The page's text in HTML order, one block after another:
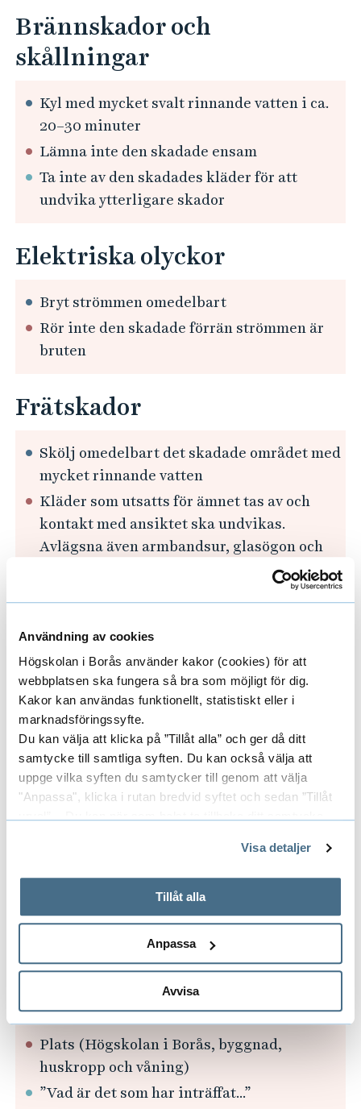
Användning av cookies
Högskolan i Borås använder kakor (cookies) för att
webbplatsen ska fungera så bra som möjligt för dig.
Kakor kan användas funktionellt, statistiskt eller i
marknadsföringssyfte.
Du kan välja att klicka på ”Tillåt alla” och ger då ditt
samtycke till samtliga syften. Du kan också välja att
uppge vilka syften du samtycker till genom att välja
"Anpassa", klicka i rutan bredvid syftet och sedan ”Tillåt
används och hur vi och våra leverantörer inhämtar och
behandlar personuppgifter.
Visa detaljer
Tillåt alla
Anpassa
Avvisa
Brännskador och
skållningar
Kyl med mycket svalt rinnande vatten i ca.
20–30 minuter
Lämna inte den skadade ensam
Ta inte av den skadades kläder för att
undvika ytterligare skador
Elektriska olyckor
Bryt strömmen omedelbart
Rör inte den skadade förrän strömmen är
bruten
Frätskador
Skölj omedelbart det skadade området med
mycket rinnande vatten
Kläder som utsatts för ämnet tas av och
kontakt med ansiktet ska undvikas.
Avlägsna även armbandsur, glasögon och
dylikt som kan ha kommit i kontakt med
Ögonskador (stänk av
frätande ämnen)
Skölj ögonen omedelbart med mycket
vatten
Håll ögonlocket öppet under sköljningen
Fortsätt skölja i ca. 20 minuter
Vid kontakt med SOS Alarm
och högskolans
larmnummer var beredd att
uppge följande:
Plats (Högskolan i Borås, byggnad,
huskropp och våning)
”Vad är det som har inträffat...”